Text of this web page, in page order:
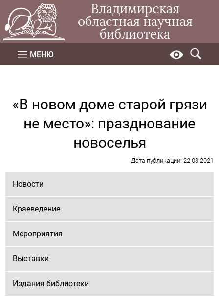
Владимирская
областная научная
библиотека
МЕНЮ
«В новом доме старой грязи
не место»: празднование
новоселья
Дата публикации: 22.03.2021
Новости
Краеведение
Мероприятия
Выставки
Издания библиотеки